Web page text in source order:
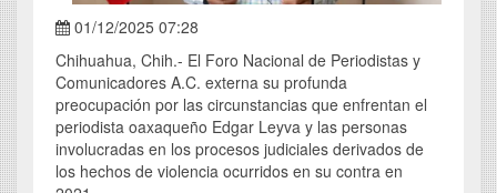
01/12/2025 07:28
Chihuahua, Chih.- El Foro Nacional de Periodistas y
Comunicadores A.C. externa su profunda
preocupación por las circunstancias que enfrentan el
periodista oaxaqueño Edgar Leyva y las personas
involucradas en los procesos judiciales derivados de
los hechos de violencia ocurridos en su contra en